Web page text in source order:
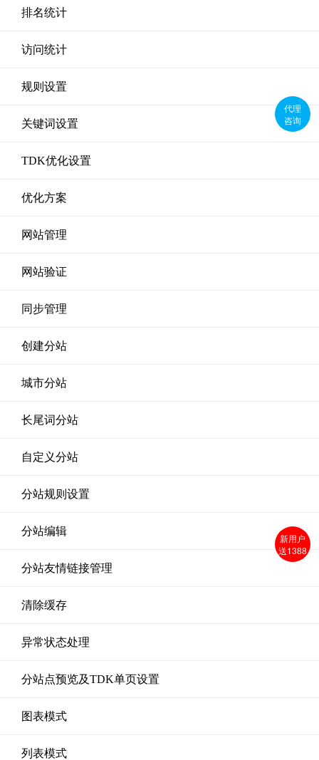
排名统计
访问统计
规则设置
关键词设置
TDK优化设置
优化方案
网站管理
网站验证
同步管理
创建分站
城市分站
长尾词分站
自定义分站
分站规则设置
分站编辑
分站友情链接管理
清除缓存
异常状态处理
分站点预览及TDK单页设置
图表模式
列表模式
代理
咨询
新用户
送1388